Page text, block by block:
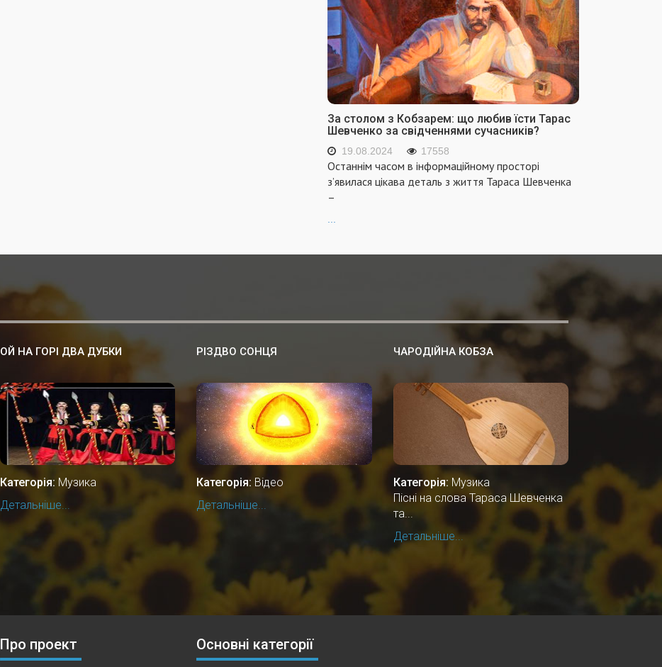
За столом з Кобзарем: що любив їсти Тарас
Шевченко за свідченнями сучасників?
19.08.2024 17558
Останнім часом в інформаційному просторі
з’явилася цікава деталь з життя Тараса Шевченка
–
...
ОЙ НА ГОРІ ДВА ДУБКИ
Категорія: Музика
Детальніше...
РІЗДВО СОНЦЯ
Категорія: Відео
Детальніше...
ЧАРОДІЙНА КОБЗА
Категорія: Музика
Пісні на слова Тараса Шевченка
та...
Детальніше...
Про проект Основні категорії